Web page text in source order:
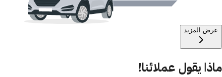
عرض المزيد
ماذا يقول عملائنا!